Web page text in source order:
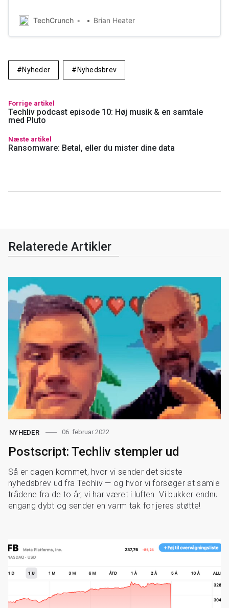
the U.S. (including Canada, the U.K., France and
Germany this year), as well as a smattering of features.
It’s been pretty well acknowl…
TechCrunch Brian Heater
Nyheder Nyhedsbrev
Forrige artikel
Techliv podcast episode 10: Høj musik & en samtale
med Pluto
Næste artikel
Ransomware: Betal, eller du mister dine data
Relaterede Artikler
NYHEDER 06. februar 2022
Postscript: Techliv stempler ud
Så er dagen kommet, hvor vi sender det sidste
nyhedsbrev ud fra Techliv — og hvor vi forsøger at samle
trådene fra de to år, vi har været i luften. Vi bukker endnu
engang dybt og sender en varm tak for jeres støtte!